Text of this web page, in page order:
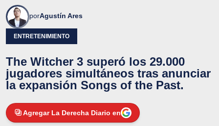
porAgustín Ares
ENTRETENIMIENTO
The Witcher 3 superó los 29.000
jugadores simultáneos tras anunciar
la expansión Songs of the Past.
Agregar La Derecha Diario en